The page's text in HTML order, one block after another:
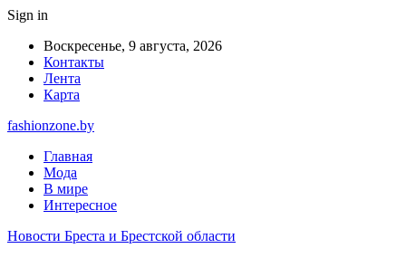
Sign in
Воскресенье, 9 августа, 2026
Контакты
Лента
Карта
fashionzone.by
Главная
Мода
В мире
Интересное
Новости Бреста и Брестской области